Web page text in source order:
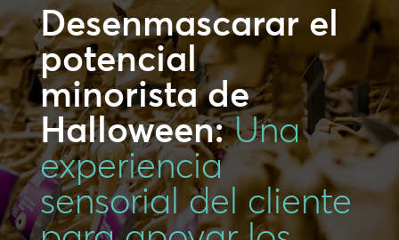
Desenmascarar el
potencial
minorista de
Halloween: Una
experiencia
sensorial del cliente